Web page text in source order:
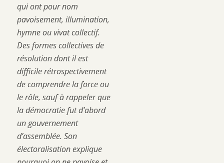
qui ont pour nom
pavoisement, illumination,
hymne ou vivat collectif.
Des formes collectives de
résolution dont il est
difficile rétrospectivement
de comprendre la force ou
le rôle, sauf à rappeler que
la démocratie fut d’abord
un gouvernement
d’assemblée. Son
électoralisation explique